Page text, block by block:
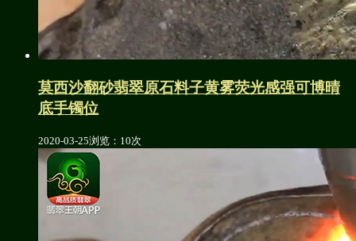
莫西沙翻砂翡翠原石料子黄雾荧光感强可博晴
底手镯位
2020-03-25浏览：10次